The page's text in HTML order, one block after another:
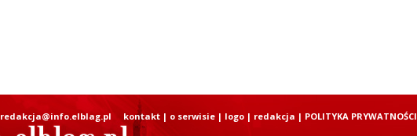
redakcja@info.elblag.pl kontakt| o serwisie| logo| redakcja | POLITYKA PRYWATNOŚCI